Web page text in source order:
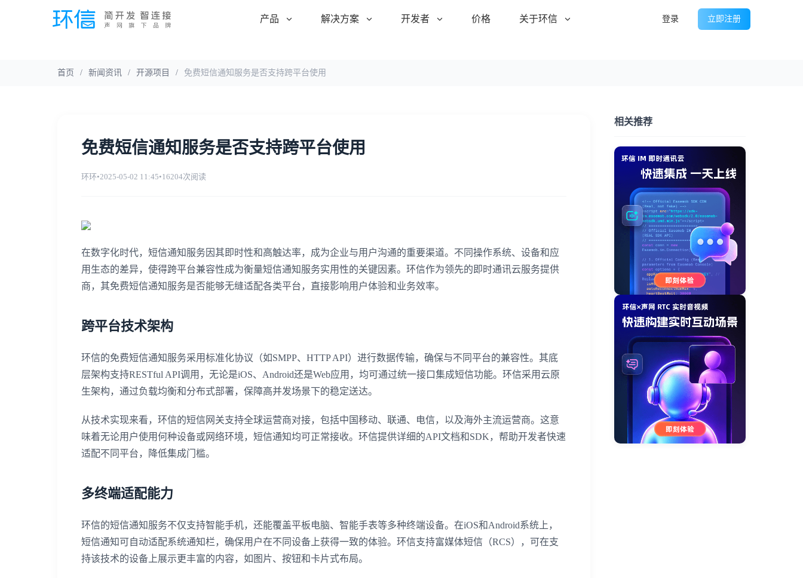
产品 解决方案 开发者 价格 关于环信 登录 立即注册
首页 / 新闻资讯 / 开源项目 / 免费短信通知服务是否支持跨平台使用
免费短信通知服务是否支持跨平台使用
环环•2025-05-02 11:45•16204次阅读
在数字化时代，短信通知服务因其即时性和高触达率，成为企业与用户沟通的重要渠道。不同操作系统、设备和应
用生态的差异，使得跨平台兼容性成为衡量短信通知服务实用性的关键因素。环信作为领先的即时通讯云服务提供
商，其免费短信通知服务是否能够无缝适配各类平台，直接影响用户体验和业务效率。
跨平台技术架构
环信的免费短信通知服务采用标准化协议（如SMPP、HTTP API）进行数据传输，确保与不同平台的兼容性。其底
层架构支持RESTful API调用，无论是iOS、Android还是Web应用，均可通过统一接口集成短信功能。环信采用云原
生架构，通过负载均衡和分布式部署，保障高并发场景下的稳定送达。
从技术实现来看，环信的短信网关支持全球运营商对接，包括中国移动、联通、电信，以及海外主流运营商。这意
味着无论用户使用何种设备或网络环境，短信通知均可正常接收。环信提供详细的API文档和SDK，帮助开发者快速
适配不同平台，降低集成门槛。
多终端适配能力
环信的短信通知服务不仅支持智能手机，还能覆盖平板电脑、智能手表等多种终端设备。在iOS和Android系统上，
短信通知可自动适配系统通知栏，确保用户在不同设备上获得一致的体验。环信支持富媒体短信（RCS），可在支
持该技术的设备上展示更丰富的内容，如图片、按钮和卡片式布局。
相关推荐